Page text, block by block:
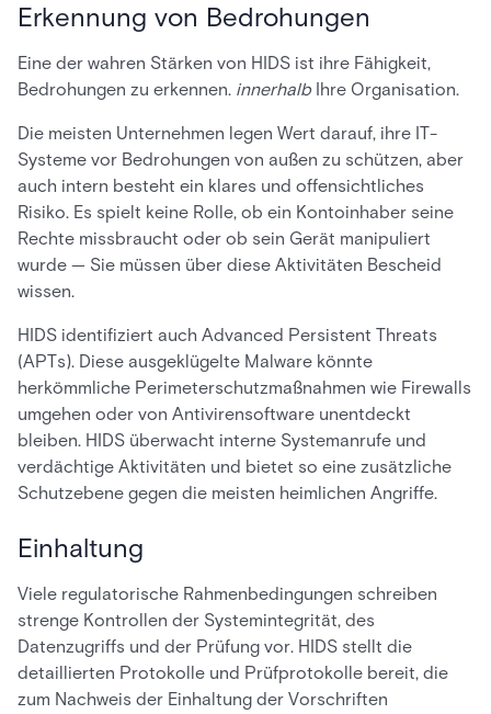
Erkennung von Bedrohungen
Eine der wahren Stärken von HIDS ist ihre Fähigkeit,
Bedrohungen zu erkennen. innerhalbIhre Organisation.
Die meisten Unternehmen legen Wert darauf, ihre IT-
Systeme vor Bedrohungen von außen zu schützen, aber
auch intern besteht ein klares und offensichtliches
Risiko. Es spielt keine Rolle, ob ein Kontoinhaber seine
Rechte missbraucht oder ob sein Gerät manipuliert
wurde — Sie müssen über diese Aktivitäten Bescheid
wissen.
HIDS identifiziert auch Advanced Persistent Threats
(APTs). Diese ausgeklügelte Malware könnte
herkömmliche Perimeterschutzmaßnahmen wie Firewalls
umgehen oder von Antivirensoftware unentdeckt
bleiben. HIDS überwacht interne Systemanrufe und
verdächtige Aktivitäten und bietet so eine zusätzliche
Schutzebene gegen die meisten heimlichen Angriffe.
Einhaltung
Viele regulatorische Rahmenbedingungen schreiben
strenge Kontrollen der Systemintegrität, des
Datenzugriffs und der Prüfung vor. HIDS stellt die
detaillierten Protokolle und Prüfprotokolle bereit, die
zum Nachweis der Einhaltung der Vorschriften